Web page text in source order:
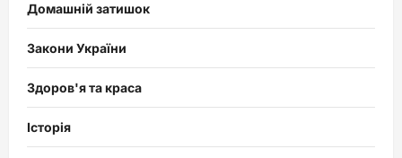
Домашній затишок
Закони України
Здоров'я та краса
Історія